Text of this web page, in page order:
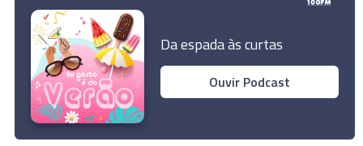
© 2024 Empresa Diário de Notícias, Lda.
Todos os direitos reservados.
Da espada às curtas
Ouvir Podcast